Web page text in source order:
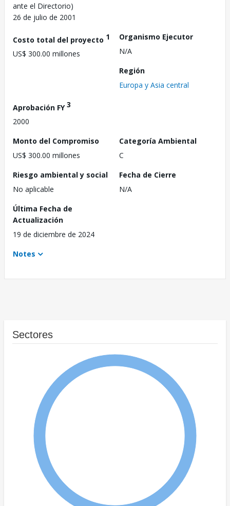
ante el Directorio)
26 de julio de 2001
Costo total del proyecto 1
US$ 300.00 millones
Organismo Ejecutor
N/A
Región
Europa y Asia central
Aprobación FY3
2000
Monto del Compromiso
US$ 300.00 millones
Categoría Ambiental
C
Riesgo ambiental y social
No aplicable
Fecha de Cierre
N/A
Última Fecha de
Actualización
19 de diciembre de 2024
Notes
Sectores